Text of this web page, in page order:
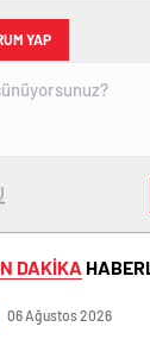
YAP
DAKİKA
06 Ağustos 2026